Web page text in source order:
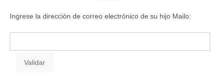
Ingrese la dirección de correo electrónico de su hijo Mailo: